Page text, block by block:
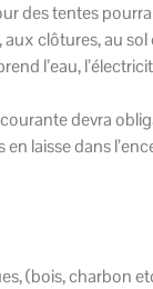
des tentes
clôtures, au
l’eau,
devra
laisse dans
(bois, charbon